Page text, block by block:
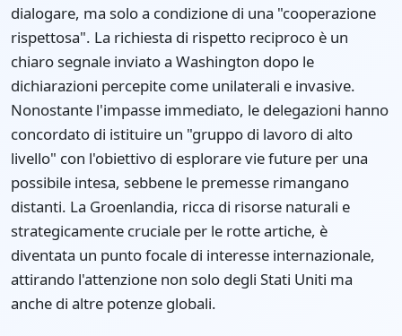
dialogare, ma solo a condizione di una "cooperazione
rispettosa". La richiesta di rispetto reciproco è un
chiaro segnale inviato a Washington dopo le
dichiarazioni percepite come unilaterali e invasive.
Nonostante l'impasse immediato, le delegazioni hanno
concordato di istituire un "gruppo di lavoro di alto
livello" con l'obiettivo di esplorare vie future per una
possibile intesa, sebbene le premesse rimangano
distanti. La Groenlandia, ricca di risorse naturali e
strategicamente cruciale per le rotte artiche, è
diventata un punto focale di interesse internazionale,
attirando l'attenzione non solo degli Stati Uniti ma
anche di altre potenze globali.